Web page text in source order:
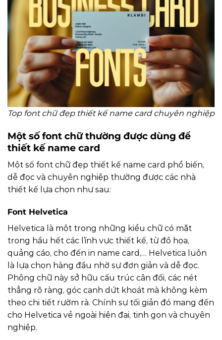
Top font chữ đẹp thiết kế name card chuyên nghiệp
Một số font chữ thường được dùng để
thiết kế name card
Một số font chữ đẹp thiết kế name card phổ biến,
dễ đọc và chuyên nghiệp thường được các nhà
thiết kế lựa chọn như sau:
Font Helvetica
Helvetica là một trong những kiểu chữ có mặt
trong hầu hết các lĩnh vực thiết kế, từ đồ họa,
quảng cáo, cho đến in name card,… Helvetica luôn
là lựa chọn hàng đầu nhờ sự đơn giản và dễ đọc.
Phông chữ này sở hữu cấu trúc cân đối, các nét
thẳng rõ ràng, góc cạnh dứt khoát mà không kèm
theo chi tiết rườm rà. Chính sự tối giản đó mang đến
cho Helvetica vẻ ngoài hiện đại, tinh gọn và chuyên
nghiệp.